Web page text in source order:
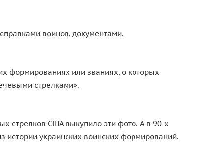
воинов, документами,
формированиях или званиях, о которых
стрелками».
стрелков США выкупило эти фото. А в 90-х
истории украинских воинских формирований.